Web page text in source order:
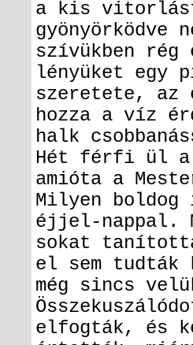
a kis vitorlást
gyönyörködve
szívükben
lényüket egy
szeretete, az
hozza a víz
halk
Hét férfi ül a
amióta a
Milyen
éjjel-nappal.
sokat
el sem tudták
még sincs
elfogták, és